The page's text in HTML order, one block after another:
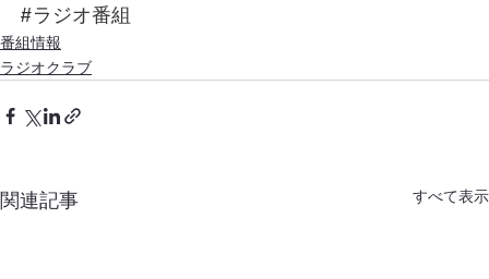
#ラジオ番組
番組情報
ラジオクラブ
関連記事 すべて表示